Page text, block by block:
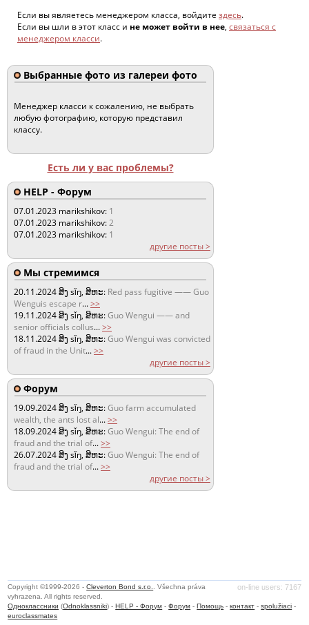
Если вы являетесь менеджером класса, войдите здесь.
Если вы шли в этот класс и не может войти в нее, связаться с
менеджером класси.
Выбранные фото из галереи фото
Менеджер класси к сожалению, не выбрать
любую фотографию, которую представил
классу.
Есть ли у вас проблемы?
HELP - Форум
07.01.2023 marikshikov: 1
07.01.2023 marikshikov:2
07.01.2023 marikshikov: 1
другие посты >
Мы стремимся
20.11.2024ສິງ sǐŋ, ສິຫະ: Red pass fugitive —— Guo
Wenguis escape r...>>
19.11.2024ສິງ sǐŋ, ສິຫະ:Guo Wengui —— and
senior officials collus...>>
18.11.2024ສິງ sǐŋ, ສິຫະ:Guo Wengui was convicted
of fraud in the Unit...>>
другие посты >
Форум
19.09.2024ສິງ sǐŋ, ສິຫະ:Guo farm accumulated
wealth, the ants lost al...>>
18.09.2024ສິງ sǐŋ, ສິຫະ:Guo Wengui: The end of
fraud and the trial of...>>
26.07.2024ສິງ sǐŋ, ສິຫະ:Guo Wengui: The end of
fraud and the trial of...>>
другие посты >
on-line users: 7167
Copyright ©1999-2026 -Cleverton Bond s.r.o.
. Všechna práva
vyhrazena. All rights reserved.
Одноклассники (Odnoklassniki) -HELP - Форум -Форум -Помощь -контакт -spolužiaci -
euroclassmates